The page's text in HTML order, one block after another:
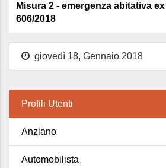
Misura 2 - emergenza abitativa ex
606/2018
giovedì 18, Gennaio 2018
Profili Utenti
Anziano
Automobilista